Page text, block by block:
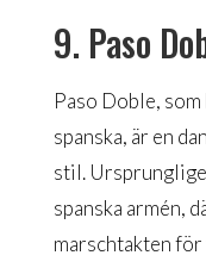
9. Paso
Paso Doble, som
spanska, är en
stil.
spanska armén,
marschtakten